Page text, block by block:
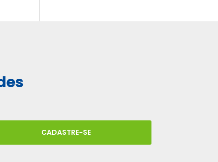
CADASTRE-SE